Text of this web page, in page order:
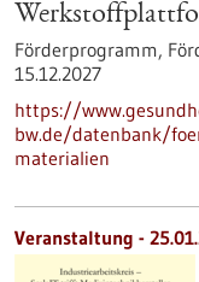
Förderprogramm,
15.12.2027
https://
bw.de/datenbank/
materialien
Veranstaltung -